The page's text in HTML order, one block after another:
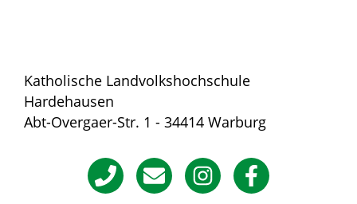
Katholische Landvolkshochschule
Hardehausen
Abt-Overgaer-Str. 1 - 34414 Warburg